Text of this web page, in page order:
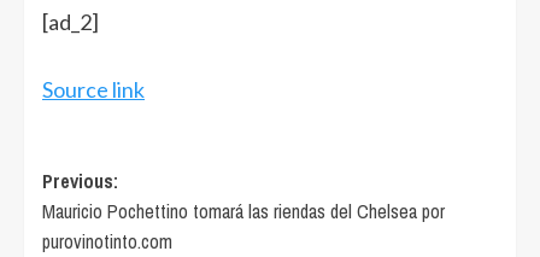
[ad_2]
Source link
Post
navigation
Previous:
Mauricio Pochettino tomará las riendas del Chelsea por
purovinotinto.com